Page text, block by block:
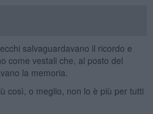
salvaguardavano il ricordo e
come vestali che, al posto del
la memoria.
così, o meglio, non lo è più per tutti